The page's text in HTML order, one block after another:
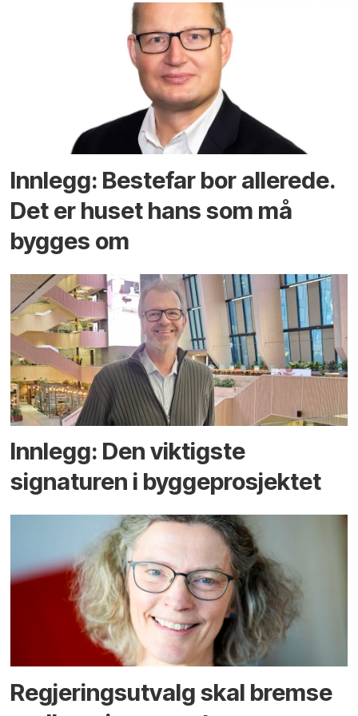
Innlegg: Bestefar bor allerede.
Det er huset hans som må
bygges om
Innlegg: Den viktigste
signaturen i bygge­­prosjektet
Regjerings­utvalg skal bremse